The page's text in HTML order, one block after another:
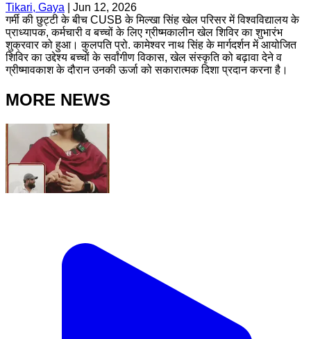
Tikari, Gaya
Jun 12, 2026
गर्मी की छुट्टी के बीच CUSB के मिल्खा सिंह खेल परिसर में विश्वविद्यालय के
प्राध्यापक, कर्मचारी व बच्चों के लिए ग्रीष्मकालीन खेल शिविर का शुभारंभ
शुक्रवार को हुआ। कुलपति प्रो. कामेश्वर नाथ सिंह के मार्गदर्शन में आयोजित
शिविर का उद्देश्य बच्चों के सर्वांगीण विकास, खेल संस्कृति को बढ़ावा देने व
ग्रीष्मावकाश के दौरान उनकी ऊर्जा को सकारात्मक दिशा प्रदान करना है।
MORE NEWS